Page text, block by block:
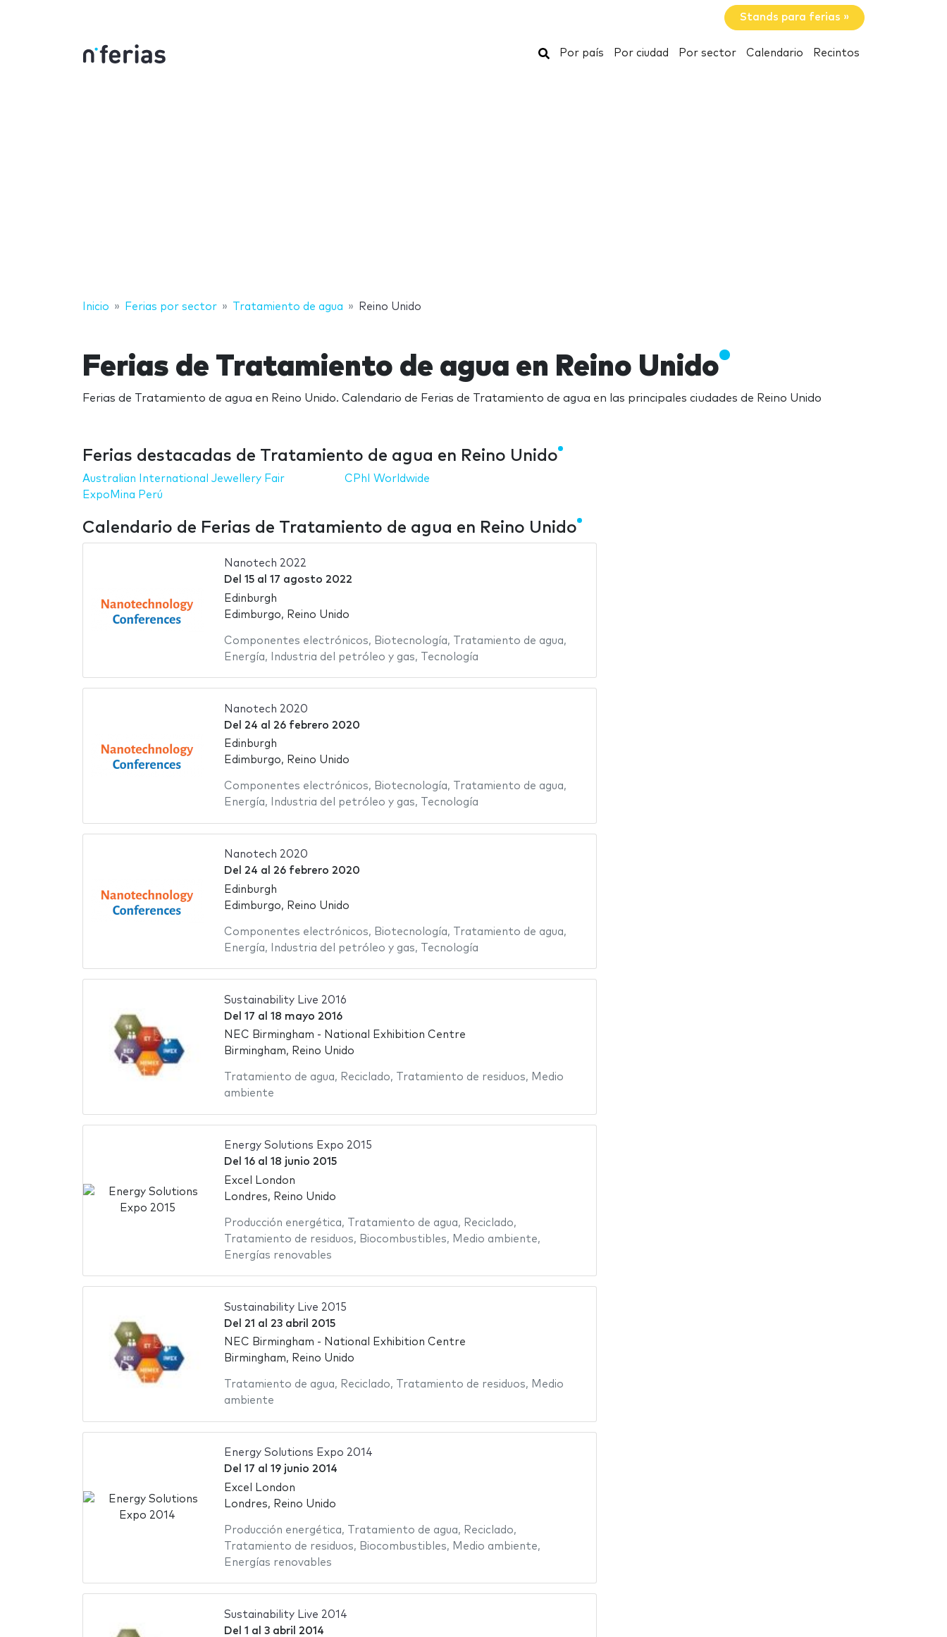
Stands para ferias »
Buscar
Por país Por ciudad Por sector Calendario Recintos
Inicio Ferias por sector Tratamiento de agua Reino Unido
Ferias de Tratamiento de agua en Reino Unido
Ferias de Tratamiento de agua en Reino Unido. Calendario de Ferias de Tratamiento de agua en las principales ciudades de Reino Unido
Ferias destacadas de Tratamiento de agua en Reino Unido
Australian International Jewellery Fair
ExpoMina Perú
CPhI Worldwide
Calendario de Ferias de Tratamiento de agua en Reino Unido
Nanotech 2022
Del 15al 17 agosto 2022
Edinburgh
Edimburgo, Reino Unido
Componentes electrónicos, Biotecnología, Tratamiento de agua,
Energía, Industria del petróleo y gas, Tecnología
Nanotech 2020
Del 24 al 26 febrero 2020
Edinburgh
Edimburgo, Reino Unido
Componentes electrónicos, Biotecnología, Tratamiento de agua,
Energía, Industria del petróleo y gas, Tecnología
Nanotech 2020
Del 24 al 26 febrero 2020
Edinburgh
Edimburgo, Reino Unido
Componentes electrónicos, Biotecnología, Tratamiento de agua,
Energía, Industria del petróleo y gas, Tecnología
Sustainability Live 2016
Del 17 al 18 mayo 2016
NEC Birmingham - National Exhibition Centre
Birmingham, Reino Unido
Tratamiento de agua, Reciclado, Tratamiento de residuos, Medio
ambiente
Energy Solutions Expo 2015
Del 16al 18 junio 2015
Excel London
Londres, Reino Unido
Producción energética, Tratamiento de agua, Reciclado,
Tratamiento de residuos, Biocombustibles, Medio ambiente,
Energías renovables
Sustainability Live 2015
Del 21 al 23 abril 2015
NEC Birmingham - National Exhibition Centre
Birmingham, Reino Unido
Tratamiento de agua, Reciclado, Tratamiento de residuos, Medio
ambiente
Energy Solutions Expo 2014
Del 17 al 19 junio 2014
Excel London
Londres, Reino Unido
Producción energética, Tratamiento de agua, Reciclado,
Tratamiento de residuos, Biocombustibles, Medio ambiente,
Energías renovables
Sustainability Live 2014
Del 1 al 3 abril 2014